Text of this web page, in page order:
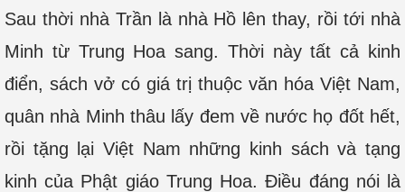
Sau thời nhà Trần là nhà Hồ lên thay, rồi tới nhà
Minh từ Trung Hoa sang. Thời này tất cả kinh
điển, sách vở có giá trị thuộc văn hóa Việt Nam,
quân nhà Minh thâu lấy đem về nước họ đốt hết,
rồi tặng lại Việt Nam những kinh sách và tạng
kinh của Phật giáo Trung Hoa. Điều đáng nói là